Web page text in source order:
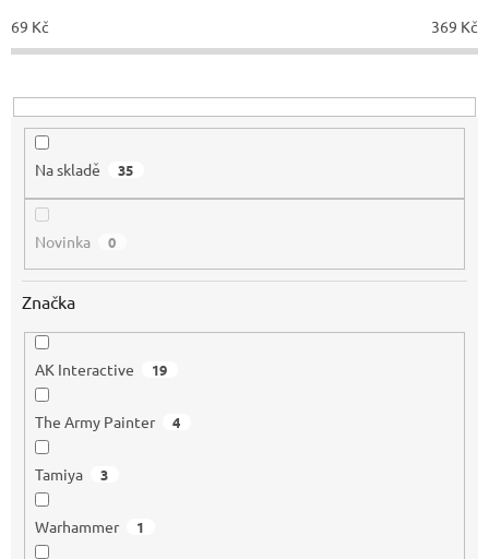
p
r
o
u
69 Kč 369 Kč
Na skladě 35
Novinka 0
Značka
AK Interactive 19
The Army Painter 4
Tamiya 3
Warhammer 1